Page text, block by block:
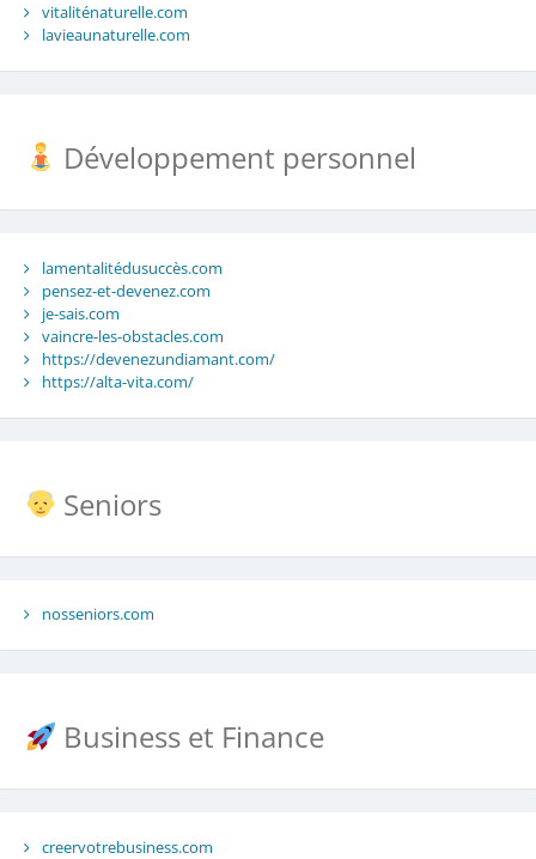
vitaliténaturelle.com
lavieaunaturelle.com
Développement personnel
lamentalitédusuccès.com
pensez-et-devenez.com
je-sais.com
vaincre-les-obstacles.com
https://devenezundiamant.com/
https://alta-vita.com/
Seniors
nosseniors.com
Business et Finance
creervotrebusiness.com